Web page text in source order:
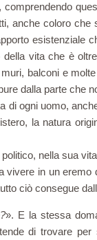
, comprendendo
anche coloro che
esistenziale
vita che è
balconi e
dalla parte che
ogni uomo,
la natura
nella sua
vivere in un
ciò consegue
». E la stessa
di trovare